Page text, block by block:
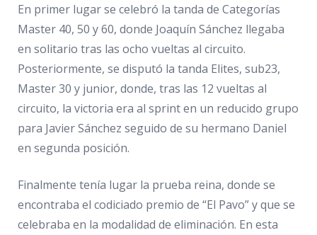
En primer lugar se celebró la tanda de Categorías
Master 40, 50 y 60, donde Joaquín Sánchez llegaba
en solitario tras las ocho vueltas al circuito.
Posteriormente, se disputó la tanda Elites, sub23,
Master 30 y junior, donde, tras las 12 vueltas al
circuito, la victoria era al sprint en un reducido grupo
para Javier Sánchez seguido de su hermano Daniel
en segunda posición.
Finalmente tenía lugar la prueba reina, donde se
encontraba el codiciado premio de “El Pavo” y que se
celebraba en la modalidad de eliminación. En esta